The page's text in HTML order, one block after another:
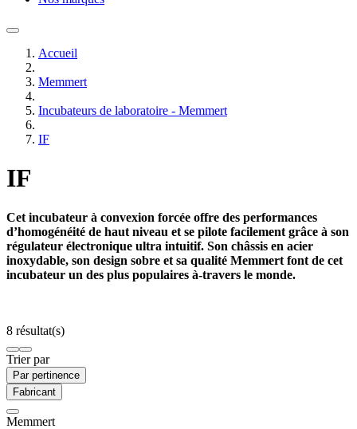
Accueil
Memmert
Incubateurs de laboratoire - Memmert
IF
IF
Cet incubateur à convexion forcée offre des performances
d’homogénéité de haut niveau et se pilote facilement grâce à son
régulateur électronique ultra intuitif. Son châssis en acier
inoxydable, son design sobre et sa qualité Memmert font de cet
incubateur un des plus populaires à-travers le monde.
8 résultat(s)
Trier par
Par pertinence
Fabricant
Memmert